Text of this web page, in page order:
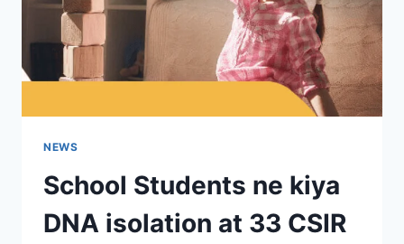
NEWS
School Students ne kiya
DNA isolation at 33 CSIR